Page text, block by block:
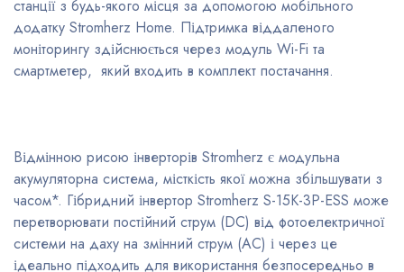
станції з будь-якого місця за допомогою мобільного
додатку Stromherz Home. Підтримка віддаленого
моніторингу здійснюється через модуль Wi-Fi та
смартметер, який входить в комплект постачання.
Відмінною рисою інверторів Stromherz є модульна
акумуляторна система, місткість якої можна збільшувати з
часом*. Гібридний інвертор Stromherz S-15K-3Р-ESS може
перетворювати постійний струм (DC) від фотоелектричної
системи на даху на змінний струм (AC) і через це
ідеально підходить для використання безпосередньо в